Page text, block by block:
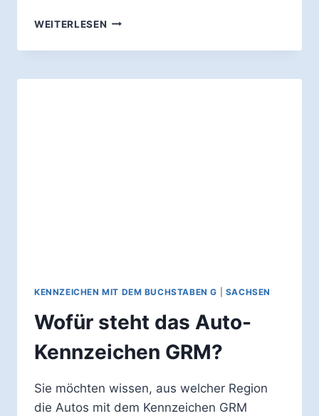
WEITERLESEN WOFÜR
DAS
KENNZEICHEN
KENNZEICHEN MIT DEM BUCHSTABEN G SACHSEN
Wofür steht das Auto-
Kennzeichen GRM?
Sie möchten wissen, aus welcher Region
die Autos mit dem Kennzeichen GRM